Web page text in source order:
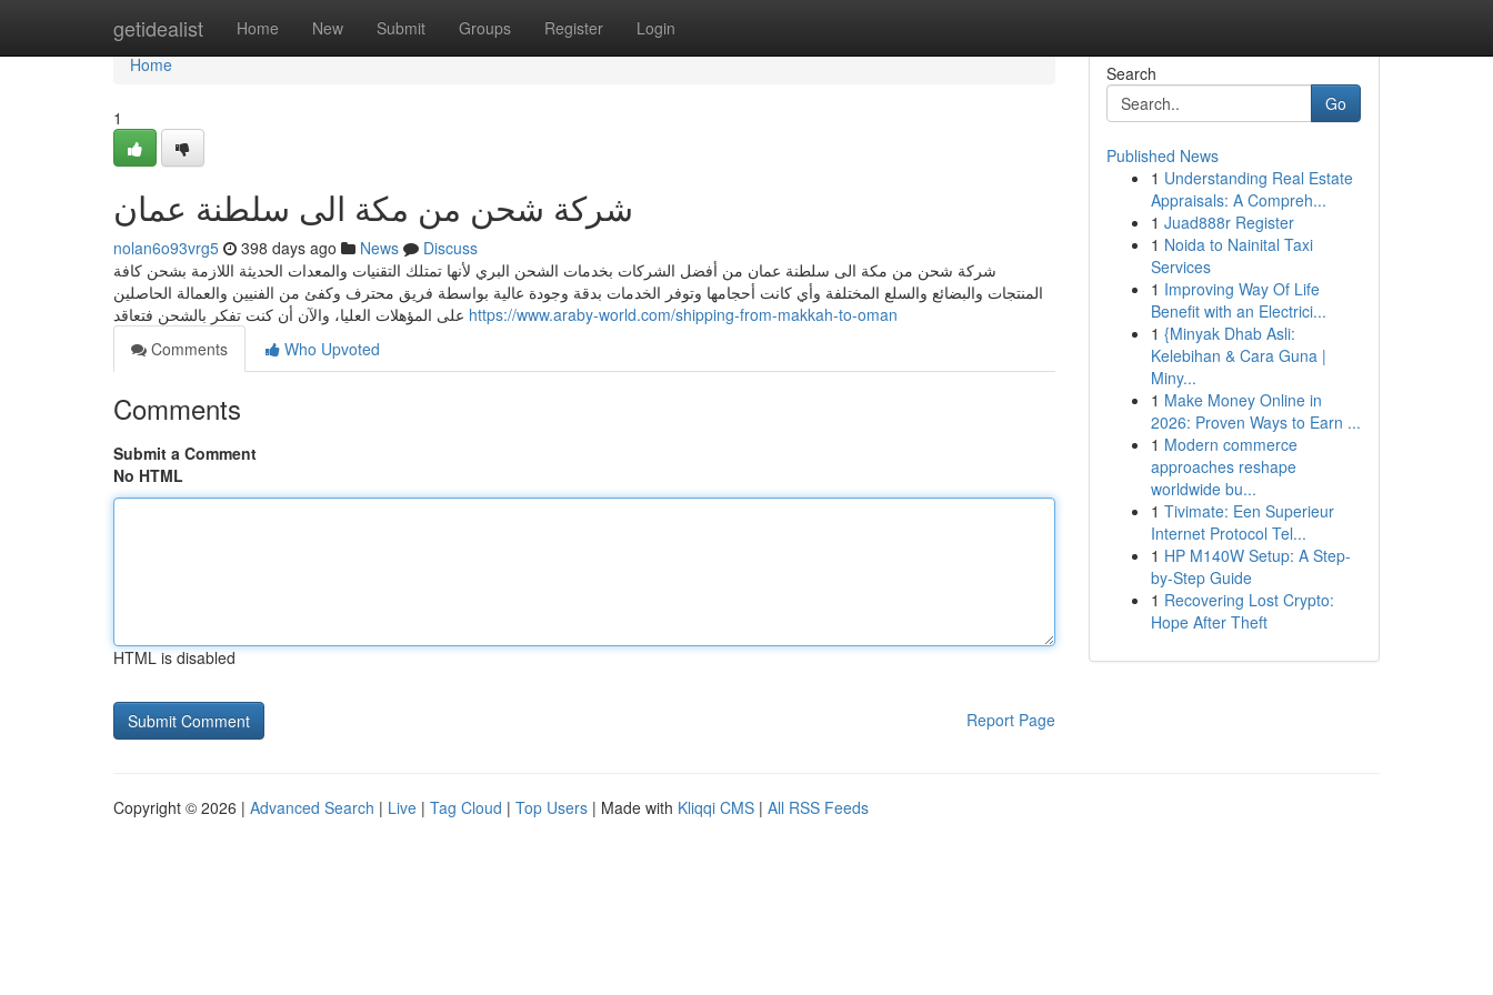
getidealist Home New Submit Groups Register Login
Home
Home
1
شركة شحن من مكة الى سلطنة عمان
nolan6o93vrg5 398 days ago News
Discuss
شركة شحن من مكة الى سلطنة عمان من أفضل الشركات بخدمات الشحن البري لأنها تمتلك التقنيات والمعدات الحديثة اللازمة بشحن كافة
المنتجات والبضائع والسلع المختلفة وأي كانت أحجامها وتوفر الخدمات بدقة وجودة عالية بواسطة فريق محترف وكفئ من الفنيين والعمالة الحاصلين
https://www.araby-world.com/shipping-from-makkah-to-oman
Comments
Who Upvoted
Comments
Submit a Comment
No HTML
HTML is disabled
Report Page
Search
Go
Published News
1 Understanding Real Estate
Appraisals: A Compreh...
1 Juad888r Register
1 Noida to Nainital Taxi
Services
1 Improving Way Of Life
Benefit with an Electrici...
1 {Minyak Dhab Asli:
Kelebihan & Cara Guna |
Miny...
1 Make Money Online in
2026: Proven Ways to Earn ...
1 Modern commerce
approaches reshape
worldwide bu...
1 Tivimate: Een Superieur
Internet Protocol Tel...
1 HP M140W Setup: A Step-
by-Step Guide
1 Recovering Lost Crypto:
Hope After Theft
Copyright © 2026 | Advanced Search | Live | Tag Cloud | Top Users | Made with Kliqqi CMS | All RSS Feeds